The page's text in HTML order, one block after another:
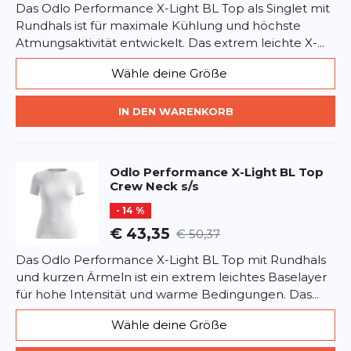
Das Odlo Performance X-Light BL Top als Singlet mit
Rundhals ist für maximale Kühlung und höchste
Atmungsaktivität entwickelt. Das extrem leichte X-...
Wähle deine Größe
IN DEN WARENKORB
Odlo Performance X-Light BL Top
Crew Neck s/s
- 14 %
€ 43,35 € 50,37
Das Odlo Performance X-Light BL Top mit Rundhals
und kurzen Ärmeln ist ein extrem leichtes Baselayer
für hohe Intensität und warme Bedingungen. Das...
Wähle deine Größe